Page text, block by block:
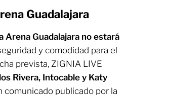
Guadalajara
Arena Guadalajara no estará
y comodidad para el
prevista, ZIGNIA LIVE
Rivera, Intocable y Katy
comunicado publicado por la